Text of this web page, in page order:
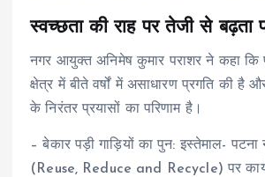
स्वच्छता की राह पर तेजी से बढ़ता
नगर आयुक्त अनिमेष कुमार पराशर ने कहा कि
क्षेत्र में बीते वर्षों में असाधारण प्रगति की है
के निरंतर प्रयासों का परिणाम है।
– बेकार पड़ी गाड़ियों का पुन: इस्तेमाल- पटना
(Reuse, Reduce and Recycle) पर कार्य